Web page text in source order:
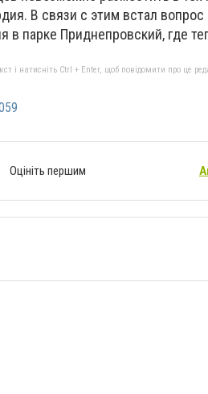
В связи с этим встал
в парке Приднепровский, где
і натисніть Ctrl + Enter, щоб повідомити про це
Оцініть першим